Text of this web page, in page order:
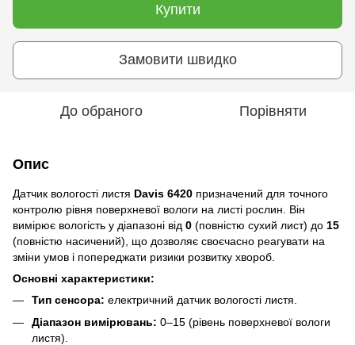
Купити
Замовити швидко
До обраного Порівняти
Опис
Датчик вологості листя Davis 6420 призначений для точного
контролю рівня поверхневої вологи на листі рослин. Він
вимірює вологість у діапазоні від 0 (повністю сухий лист) до 15
(повністю насичений), що дозволяє своєчасно реагувати на
зміни умов і попереджати ризики розвитку хвороб.
Основні характеристики:
Тип сенсора: електричний датчик вологості листя.
Діапазон вимірювань: 0–15 (рівень поверхневої вологи
листя).